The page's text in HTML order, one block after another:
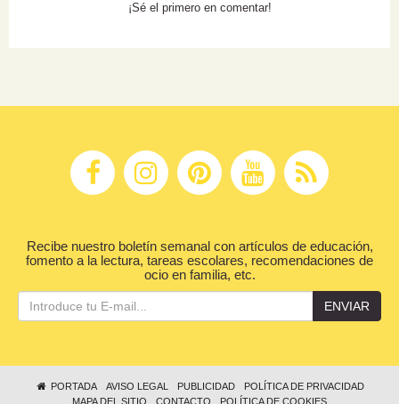
¡Sé el primero en comentar!
Recibe nuestro boletín semanal con artículos de educación,
fomento a la lectura, tareas escolares, recomendaciones de
ocio en familia, etc.
ENVIAR
PORTADA AVISO LEGAL PUBLICIDAD
POLÍTICA DE PRIVACIDAD
MAPA DEL SITIO
CONTACTO POLÍTICA DE COOKIES